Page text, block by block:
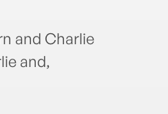
and Charlie
and,